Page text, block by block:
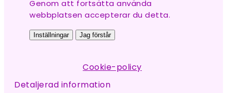
Genom att fortsätta använda
webbplatsen accepterar du detta.
Inställningar Jag förstår
Cookie-policy
Detaljerad information